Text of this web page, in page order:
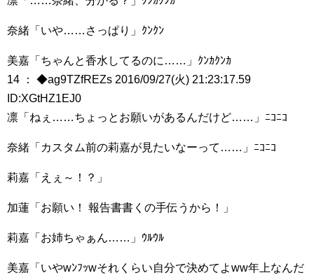
奈緒「いや……さっぱり」ｸﾝｸﾝ
美嘉「ちゃんと香水してるのに……」ｸﾝｶｸﾝｶ
14 ： ◆ag9TZfREZs 2016/09/27(火) 21:23:17.59
ID:XGtHZ1EJ0
凛「ねぇ……ちょっとお願いがあるんだけど……」ﾆｺﾆｺ
奈緒「カスタム前の莉嘉が見たいなーって……」ﾆｺﾆｺ
莉嘉「えぇ～！？」
加蓮「お願い！ 報告書書くの手伝うから！」
莉嘉「お姉ちゃぁん……」ｳﾙｳﾙ
美嘉「いやwﾝﾌｯwそれくらい自分で決めてよww年上なんだ